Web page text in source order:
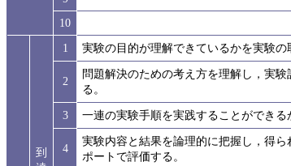
10
到
1 実験の目的が理解できているかを実験の
2
問題解決のための考え方を理解し，実
る。
3
一連の実験手順を実践することができる
4
実験内容と結果を論理的に把握し，得
ポートで評価する。